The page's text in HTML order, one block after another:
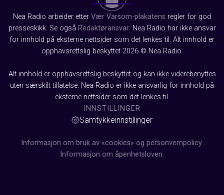
Nea Radio arbeider etter Vær Varsom-plakatens regler for god
presseskikk. Se også Redaktøransvar. Nea Radio har ikke ansvar
for innhold på eksterne nettsider som det lenkes til. Alt innhold er
opphavsrettslig beskyttet 2026 © Nea Radio.
Alt innhold er opphavsrettslig beskyttet og kan ikke viderebenyttes
uten særskilt tillatelse. Nea Radio er ikke ansvarlig for innhold på
eksterne nettsider som det lenkes til.
INNSTILLINGER
Samtykkeinnstillinger
Informasjon om bruk av «cookies» og personvernpolicy.
Informasjon om åpenhetsloven.